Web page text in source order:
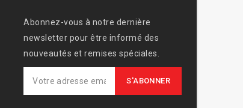
Abonnez-vous à notre dernière
newsletter pour être informé des
nouveautés et remises spéciales.